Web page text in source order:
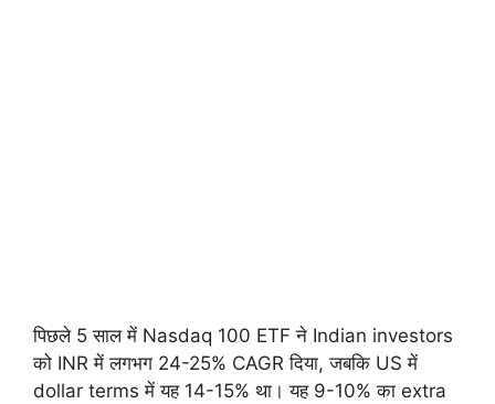
पिछले 5 साल में Nasdaq 100 ETF ने Indian investors
को INR में लगभग 24-25% CAGR दिया, जबकि US में
dollar terms में यह 14-15% था। यह 9-10% का extra